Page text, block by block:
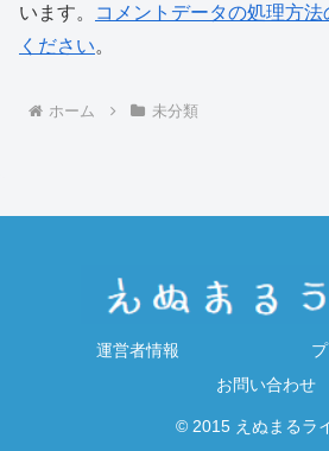
います。
コメントデータの処理方
ください。
ホーム 未分類
運営者情報
お問い合わせ
© 2015 えぬまるラ